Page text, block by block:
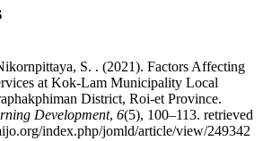
S. . (2021). Factors Affecting
at Kok-Lam Municipality Local
District, Roi-et Province.
Development, 6(5), 100–113. retrieved
index.php/jomld/article/view/249342